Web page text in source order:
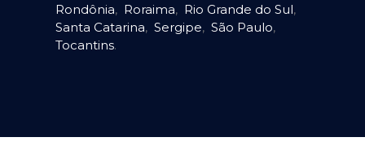
Rondônia, Roraima, Rio Grande do Sul,
Santa Catarina, Sergipe, São Paulo,
Tocantins.